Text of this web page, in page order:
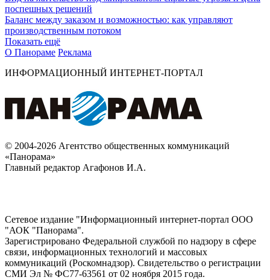
поспешных решений
Баланс между заказом и возможностью: как управляют
производственным потоком
Показать ещё
О Панораме Реклама
ИНФОРМАЦИОННЫЙ ИНТЕРНЕТ-ПОРТАЛ
© 2004-2026 Агентство общественных коммуникаций
«Панорама»
Главный редактор Агафонов И.А.
Сетевое издание "Информационный интернет-портал ООО
"АОК "Панорама".
Зарегистрировано Федеральной службой по надзору в сфере
связи, информационных технологий и массовых
коммуникаций (Роскомнадзор). Cвидетельство о регистрации
СМИ Эл № ФС77-63561 от 02 ноября 2015 года.